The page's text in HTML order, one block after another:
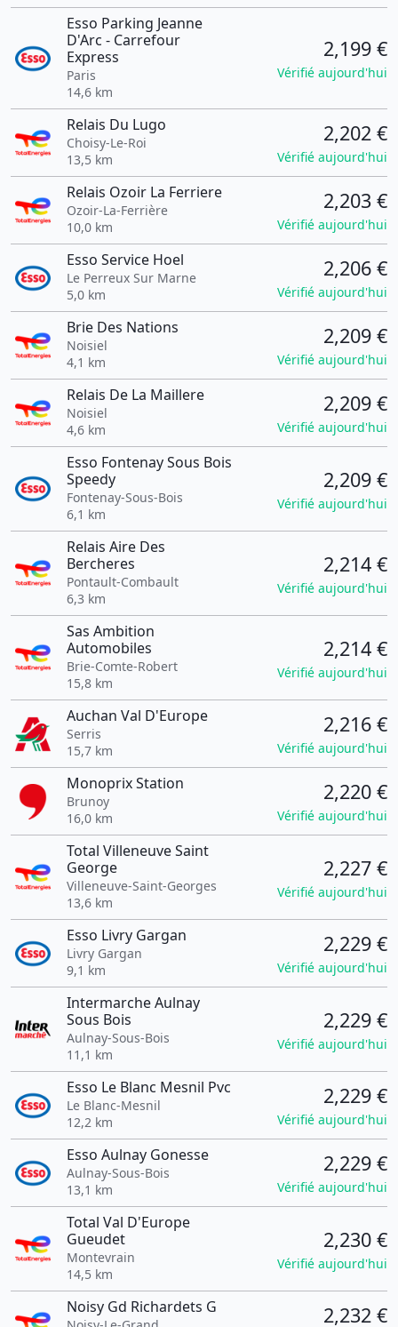
Esso Parking Jeanne
D'Arc - Carrefour
Express
Paris
14,6 km
2,199 €
Vérifié aujourd'hui
Relais Du Lugo
Choisy-Le-Roi
13,5 km
2,202 €
Vérifié aujourd'hui
Relais Ozoir La Ferriere
Ozoir-La-Ferrière
10,0 km
2,203 €
Vérifié aujourd'hui
Esso Service Hoel
Le Perreux Sur Marne
5,0 km
2,206 €
Vérifié aujourd'hui
Brie Des Nations
Noisiel
4,1 km
2,209 €
Vérifié aujourd'hui
Relais De La Maillere
Noisiel
4,6 km
2,209 €
Vérifié aujourd'hui
Esso Fontenay Sous Bois
Speedy
Fontenay-Sous-Bois
6,1 km
2,209 €
Vérifié aujourd'hui
Relais Aire Des
Bercheres
Pontault-Combault
6,3 km
2,214 €
Vérifié aujourd'hui
Sas Ambition
Automobiles
Brie-Comte-Robert
15,8 km
2,214 €
Vérifié aujourd'hui
Auchan Val D'Europe
Serris
15,7 km
2,216 €
Vérifié aujourd'hui
Monoprix Station
Brunoy
16,0 km
2,220 €
Vérifié aujourd'hui
Total Villeneuve Saint
George
Villeneuve-Saint-Georges
13,6 km
2,227 €
Vérifié aujourd'hui
Esso Livry Gargan
Livry Gargan
9,1 km
2,229 €
Vérifié aujourd'hui
Intermarche Aulnay
Sous Bois
Aulnay-Sous-Bois
11,1 km
2,229 €
Vérifié aujourd'hui
Esso Le Blanc Mesnil Pvc
Le Blanc-Mesnil
12,2 km
2,229 €
Vérifié aujourd'hui
Esso Aulnay Gonesse
Aulnay-Sous-Bois
13,1 km
2,229 €
Vérifié aujourd'hui
Total Val D'Europe
Gueudet
Montevrain
14,5 km
2,230 €
Vérifié aujourd'hui
Noisy Gd Richardets G 2,232 €